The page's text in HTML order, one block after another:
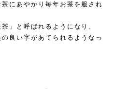
にあやかり毎年お茶を服され
」と呼ばれるようになり、
良い字があてられるようなっ